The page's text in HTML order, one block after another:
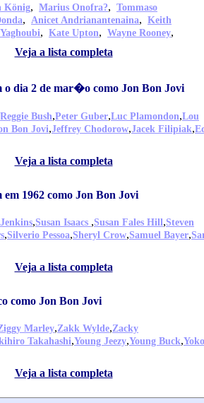
König, Marius Onofra?, Tommaso
, Anicet Andrianantenaina, Keith
, Kate Upton, Wayne Rooney,
Veja a lista completa
o dia 2 de mar�o como Jon Bon Jovi
Reggie Bush,Peter Guber,Luc Plamondon,Lou
Bon Jovi,Jeffrey Chodorow,Jacek Filipiak,
Veja a lista completa
em 1962 como Jon Bon Jovi
,Susan Isaacs ,Susan Fales Hill,Steven
,Silverio Pessoa,Sheryl Crow,Samuel Bayer,
Veja a lista completa
como Jon Bon Jovi
Marley,Zakk Wylde,Zacky
Takahashi,Young Jeezy,Young Buck,Yoko
Veja a lista completa